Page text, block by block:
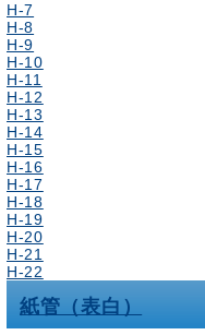
H-7
H-8
H-9
H-10
H-11
H-12
H-13
H-14
H-15
H-16
H-17
H-18
H-19
H-20
H-21
H-22
紙管（表白）